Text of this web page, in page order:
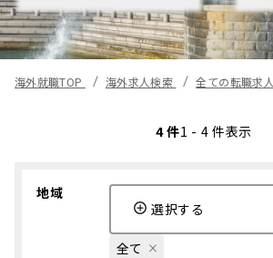
海外就職TOP 海外求人検索 全ての転職求人
4 件1 - 4 件表示
地域
選択する
全て